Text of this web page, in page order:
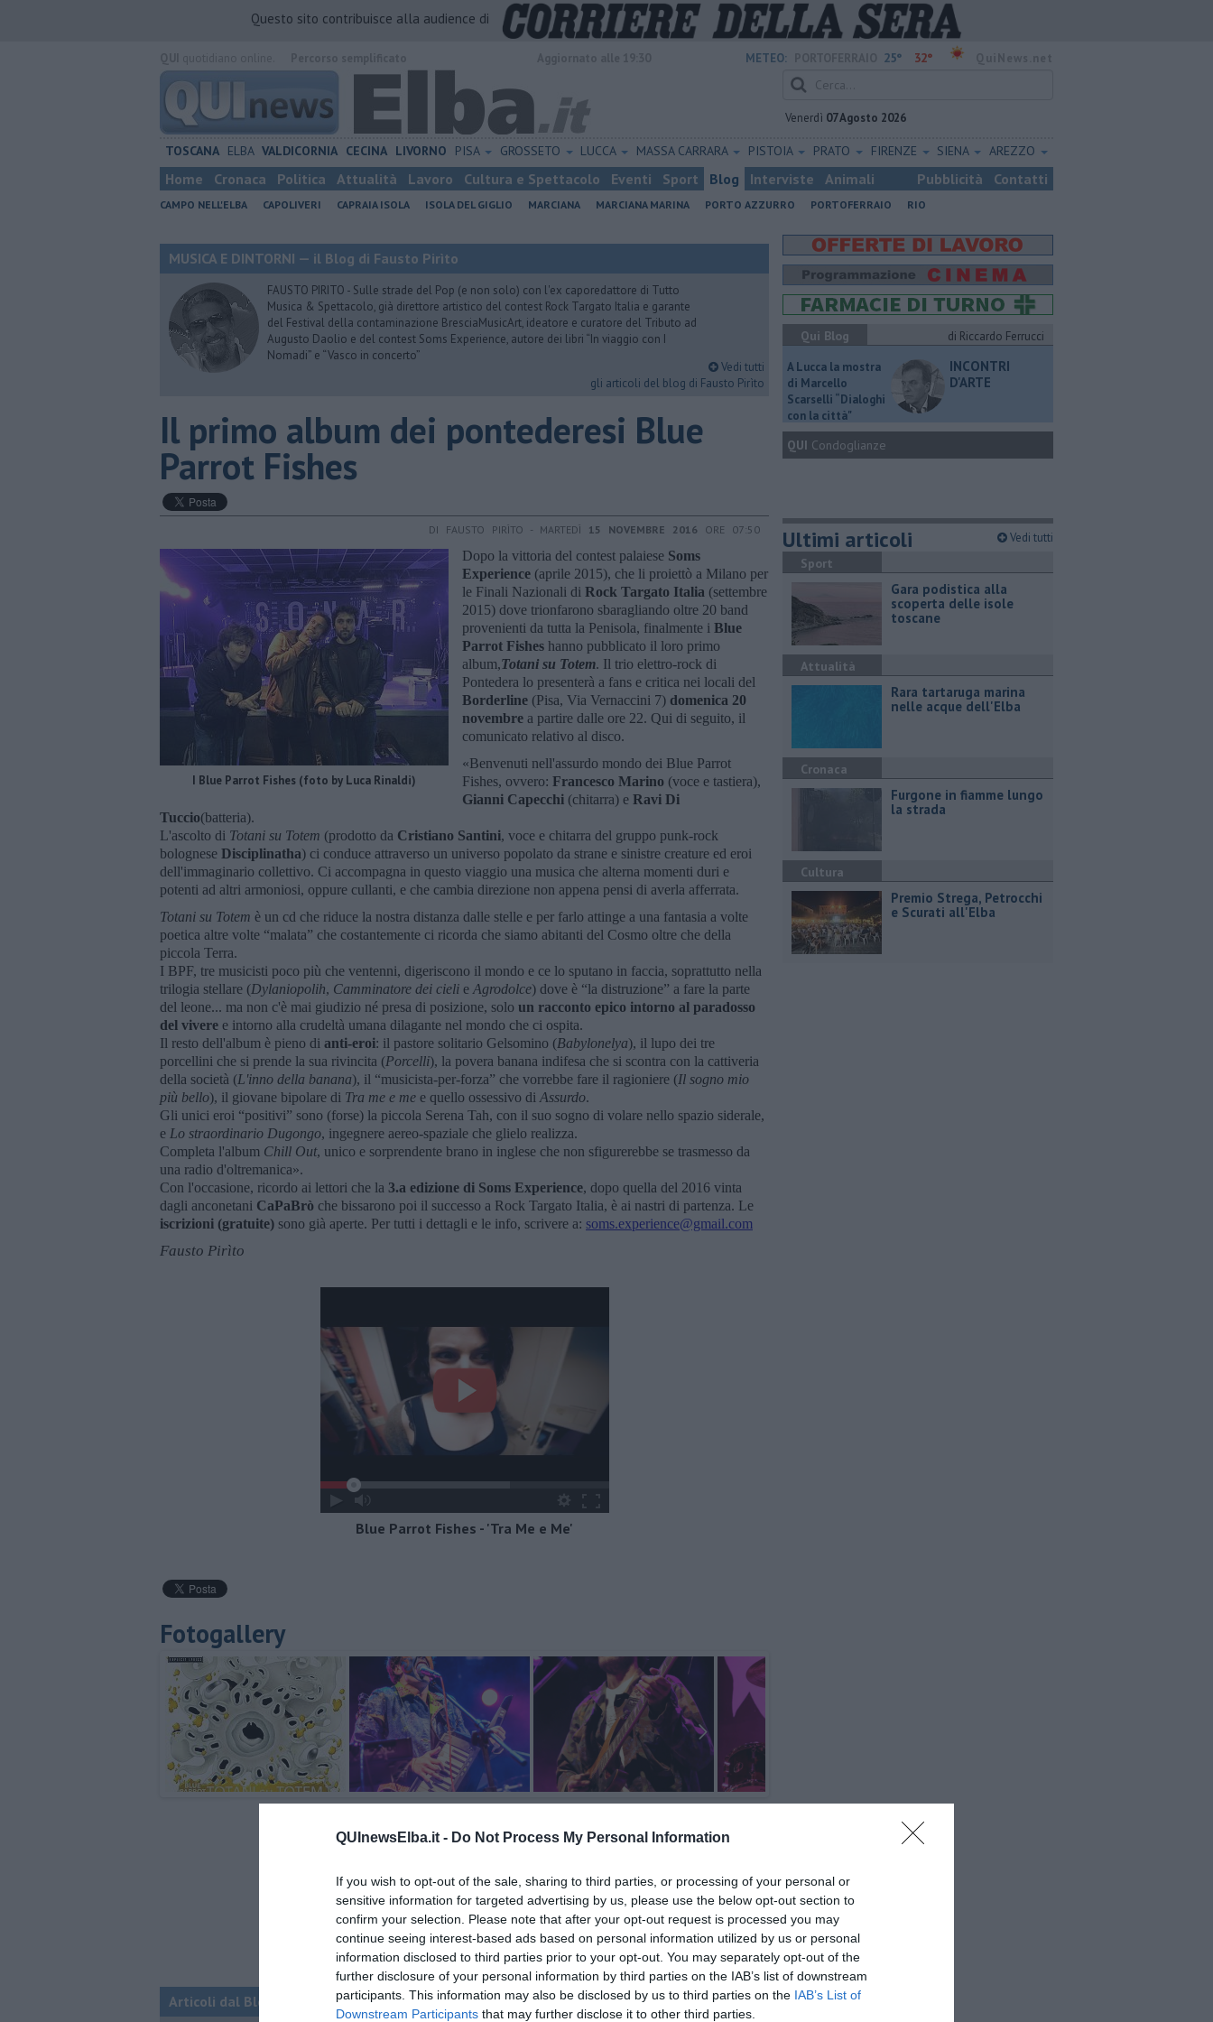
QUInewsElba.it - Do Not Process My Personal Information
If you wish to opt-out of the sale, sharing to third parties, or processing of your personal or
sensitive information for targeted advertising by us, please use the below opt-out section to
confirm your selection. Please note that after your opt-out request is processed you may
continue seeing interest-based ads based on personal information utilized by us or personal
information disclosed to third parties prior to your opt-out. You may separately opt-out of the
further disclosure of your personal information by third parties on the IAB’s list of downstream
participants. This information may also be disclosed by us to third parties on the IAB’s List of
Downstream Participants that may further disclose it to other third parties.
Questo sito contribuisce alla audience di
METEO: 25° 32°
Venerdì 07 Agosto 2026
TOSCANA ELBA VALDICORNIA CECINA LIVORNO PISA GROSSETO LUCCA MASSA CARRARA PISTOIA PRATO FIRENZE SIENA AREZZO
Home Cronaca Politica Attualità Lavoro Cultura e Spettacolo Eventi Sport Blog Interviste Animali Pubblicità Contatti
CAMPO NELL'ELBA CAPOLIVERI CAPRAIA ISOLA ISOLA DEL GIGLIO MARCIANA MARCIANA MARINA PORTO AZZURRO PORTOFERRAIO RIO
MUSICA E DINTORNI — il Blog di Fausto Pirìto
FAUSTO PIRITO - Sulle strade del Pop (e non solo) con l'ex caporedattore di Tutto
Musica & Spettacolo, già direttore artistico del contest Rock Targato Italia e garante
del Festival della contaminazione BresciaMusicArt, ideatore e curatore del Tributo ad
Augusto Daolio e del contest Soms Experience, autore dei libri “In viaggio con I
Nomadi” e “Vasco in concerto”
Vedi tutti
gli articoli del blog di Fausto Pirìto
​Il primo album dei pontederesi Blue
Parrot Fishes
DI FAUSTO PIRÌTO - MARTEDÌ 15 NOVEMBRE 2016 ORE 07:50
I Blue Parrot Fishes (foto by Luca Rinaldi)
Dopo la vittoria del contest palaiese Soms
Experience (aprile 2015), che li proiettò a Milano per
le Finali Nazionali di Rock Targato Italia (settembre
2015) dove trionfarono sbaragliando oltre 20 band
provenienti da tutta la Penisola, finalmente i Blue
Parrot Fishes hanno pubblicato il loro primo
album,Totani su Totem. Il trio elettro-rock di
Pontedera lo presenterà a fans e critica nei locali del
Borderline (Pisa, Via Vernaccini 7) domenica 20
novembre a partire dalle ore 22. Qui di seguito, il
comunicato relativo al disco.
«Benvenuti nell'assurdo mondo dei Blue Parrot
Fishes, ovvero: Francesco Marino (voce e tastiera),
Gianni Capecchi (chitarra) e Ravi Di
Tuccio(batteria).
L'ascolto di Totani su Totem (prodotto da Cristiano Santini, voce e chitarra del gruppo punk-rock
bolognese Disciplinatha) ci conduce attraverso un universo popolato da strane e sinistre creature ed eroi
dell'immaginario collettivo. Ci accompagna in questo viaggio una musica che alterna momenti duri e
potenti ad altri armoniosi, oppure cullanti, e che cambia direzione non appena pensi di averla afferrata.
Totani su Totem è un cd che riduce la nostra distanza dalle stelle e per farlo attinge a una fantasia a volte
poetica altre volte “malata” che costantemente ci ricorda che siamo abitanti del Cosmo oltre che della
piccola Terra.
I BPF, tre musicisti poco più che ventenni, digeriscono il mondo e ce lo sputano in faccia, soprattutto nella
trilogia stellare (Dylaniopolih, Camminatore dei cieli e Agrodolce) dove è “la distruzione” a fare la parte
del leone... ma non c'è mai giudizio né presa di posizione, solo un racconto epico intorno al paradosso
del vivere e intorno alla crudeltà umana dilagante nel mondo che ci ospita.
Il resto dell'album è pieno di anti-eroi: il pastore solitario Gelsomino (Babylonelya), il lupo dei tre
porcellini che si prende la sua rivincita (Porcelli), la povera banana indifesa che si scontra con la cattiveria
della società (L'inno della banana), il “musicista-per-forza” che vorrebbe fare il ragioniere (Il sogno mio
più bello), il giovane bipolare di Tra me e me e quello ossessivo di Assurdo.
Gli unici eroi “positivi” sono (forse) la piccola Serena Tah, con il suo sogno di volare nello spazio siderale,
e Lo straordinario Dugongo, ingegnere aereo-spaziale che glielo realizza.
Completa l'album Chill Out, unico e sorprendente brano in inglese che non sfigurerebbe se trasmesso da
una radio d'oltremanica».
Con l'occasione, ricordo ai lettori che la 3.a edizione di Soms Experience, dopo quella del 2016 vinta
dagli anconetani CaPaBrò che bissarono poi il successo a Rock Targato Italia, è ai nastri di partenza. Le
iscrizioni (gratuite) sono già aperte. Per tutti i dettagli e le info, scrivere a: soms.experience@gmail.com
Fausto Pirìto
Blue Parrot Fishes - 'Tra Me e Me'
Fotogallery
Articoli dal Blog “Musica e dintorni” di Fausto Pirìto
Qui Blog
di Riccardo Ferrucci
A Lucca la mostra
di Marcello
Scarselli “Dialoghi
con la città"
INCONTRI
D'ARTE
QUI Condoglianze
Ultimi articoli Vedi tutti
Sport
Gara podistica alla
scoperta delle isole
toscane
Attualità
Rara tartaruga marina
nelle acque dell'Elba
Cronaca
Furgone in fiamme lungo
la strada
Cultura
Premio Strega, Petrocchi
e Scurati all'Elba